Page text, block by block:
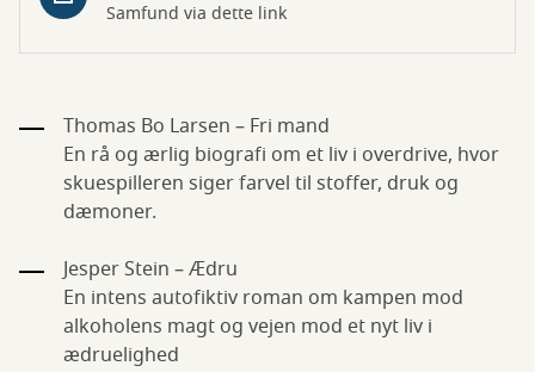
Samfund via dette link
Thomas Bo Larsen – Fri mand
En rå og ærlig biografi om et liv i overdrive, hvor
skuespilleren siger farvel til stoffer, druk og
dæmoner.
Jesper Stein – Ædru
En intens autofiktiv roman om kampen mod
alkoholens magt og vejen mod et nyt liv i
ædruelighed